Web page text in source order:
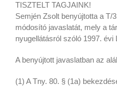
TISZTELT TAGJAINK!
Semjén Zsolt benyújtotta a T/
módosító javaslatát, mely a
nyugellátásról szóló 1997.
A benyújtott javaslatban az
(1) A Tny. 80. § (1a)